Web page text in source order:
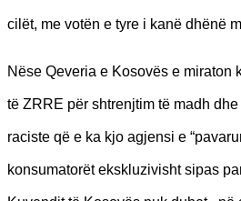
cilët, me votën e tyre i kanë dhënë
Nëse Qeveria e Kosovës e miraton
të ZRRE për shtrenjtim të madh
raciste që e ka kjo agjensi e
konsumatorët ekskluzivisht sipas